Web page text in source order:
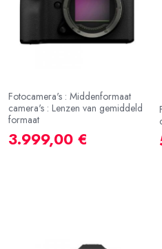
Fotocamera's : Middenformaat
camera's : Lenzen van gemiddeld
formaat
3.999,00 €